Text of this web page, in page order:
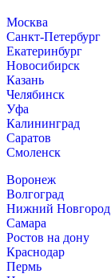
Москва
Санкт-Петербург
Екатеринбург
Новосибирск
Казань
Челябинск
Уфа
Калининград
Саратов
Смоленск
Воронеж
Волгоград
Нижний Новгород
Самара
Ростов на дону
Краснодар
Пермь